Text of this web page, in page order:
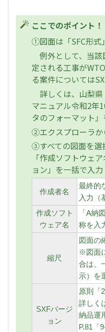
ここでのポイント！
①図面は「SFC形式
例外として、当
定される工事が
る案件については
詳しくは、山梨県
マニュアル令和2年
タのフォーマット」
②エクスプローラか
③すべての図面を選
「作成ソフトウェ
ョン」を一括で入力
作成者名
最終的
入力（
作成ソフト
ウェア名
「A納
称を入
縮尺
図面の
※図面
合は、
示）を
SXFバージ
ョン
原則「
詳しく
納品運
P.81「